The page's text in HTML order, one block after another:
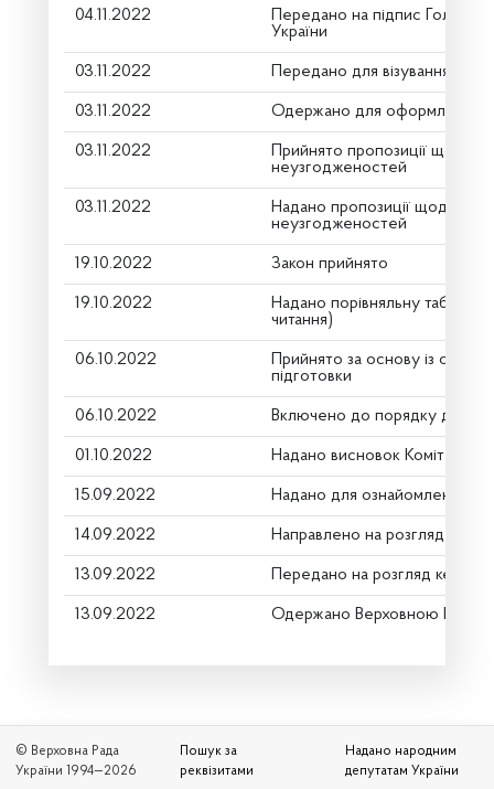
04.11.2022
Передано на підпис Голові
України
03.11.2022 Передано для візування в
03.11.2022 Одержано для оформлення
03.11.2022
Прийнято пропозиції щодо
неузгодженостей
03.11.2022
Надано пропозиції щодо
неузгодженостей
19.10.2022 Закон прийнято
19.10.2022
Надано порівняльну
читання)
06.10.2022
Прийнято за основу із
підготовки
06.10.2022 Включено до порядку
01.10.2022 Надано висновок Комітету
15.09.2022 Надано для ознайомлення
14.09.2022 Направлено на розгляд
13.09.2022 Передано на розгляд
13.09.2022 Одержано Верховною Радою
© Верховна Рада
України 1994—2026
Пошук за
реквізитами
Надано народним
депутатам України